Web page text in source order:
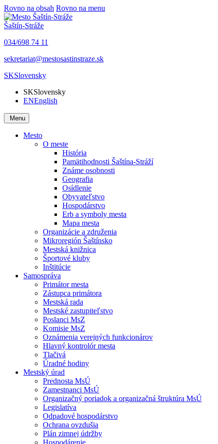
Rovno na obsah Rovno na menu
Šaštín-Stráže
034/698 74 11
sekretariat@mestosastinstraze.sk
SKSlovensky
SKSlovensky
ENEnglish
Menu
Mesto
O meste
História
Pamätihodnosti Šaštína-Stráží
Známe osobnosti
Geografia
Osídlenie
Obyvateľstvo
Hospodárstvo
Erb a symboly mesta
Mapa mesta
Organizácie a združenia
Mikroregión Šaštínsko
Mestská knižnica
Športové kluby
Inštitúcie
Samospráva
Primátor mesta
Zástupca primátora
Mestská rada
Mestské zastupiteľstvo
Poslanci MsZ
Komisie MsZ
Oznámenia verejných funkcionárov
Hlavný kontrolór mesta
Tlačivá
Úradné hodiny
Mestský úrad
Prednosta MsÚ
Zamestnanci MsÚ
Organizačný poriadok a organizačná štruktúra MsÚ
Legislatíva
Odpadové hospodárstvo
Ochrana ovzdušia
Plán zimnej údržby
Hospodárenie